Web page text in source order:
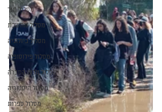
מסלול תנך
מסלול מחשבת
מסלול ביולוגיה
מסלול פילוסופיה
מסלול מדעי החברה
מסלול היסטוריה
מסלול ספרות